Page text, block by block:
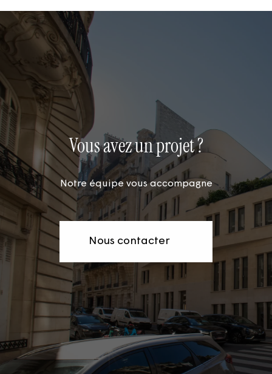
recherchés pour leur esthétique et leur
tenue dans le temps.
Vous avez un projet ?
Notre équipe vous accompagne
Nous contacter